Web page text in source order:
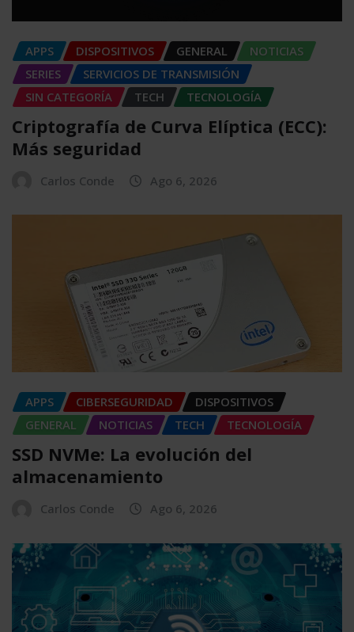
APPS DISPOSITIVOS GENERAL
NOTICIAS
SERIES
SERVICIOS DE TRANSMISIÓN
SIN CATEGORÍA
TECH TECNOLOGÍA
Criptografía de Curva Elíptica (ECC):
Más seguridad
Carlos Conde Ago 6, 2026
APPS CIBERSEGURIDAD
DISPOSITIVOS
GENERAL
NOTICIAS TECH TECNOLOGÍA
SSD NVMe: La evolución del
almacenamiento
Carlos Conde Ago 6, 2026